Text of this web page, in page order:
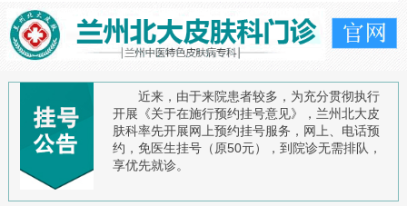
近来，由于来院患者较多，为充分贯彻执行
开展《关于在施行预约挂号意见》，兰州北大皮
肤科率先开展网上预约挂号服务，网上、电话预
约，免医生挂号（原50元），到院诊无需排队，
享优先就诊。